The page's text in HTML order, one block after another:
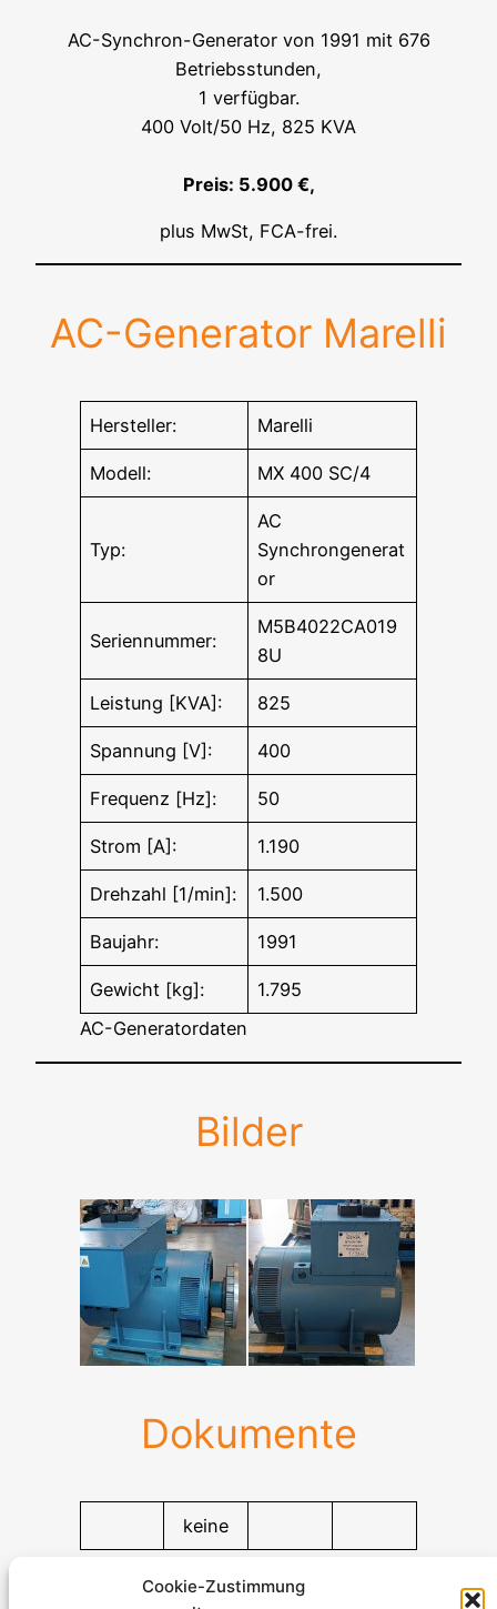
Cookie-Zustimmung
AC-Synchron-Generator von 1991 mit 676
Betriebsstunden,
1 verfügbar.
400 Volt/50 Hz, 825 KVA
Preis: 5.900 €,
plus MwSt, FCA-frei.
AC-Generator Marelli
Hersteller: Marelli
Modell: MX 400 SC/4
Typ:
AC
Synchrongenerat
or
Seriennummer:
M5B4022CA019
8U
Leistung [KVA]: 825
Spannung [V]: 400
Frequenz [Hz]: 50
Strom [A]: 1.190
Drehzahl [1/min]: 1.500
Baujahr: 1991
Gewicht [kg]:
1.795
AC-Generatordaten
Bilder
Dokumente
keine